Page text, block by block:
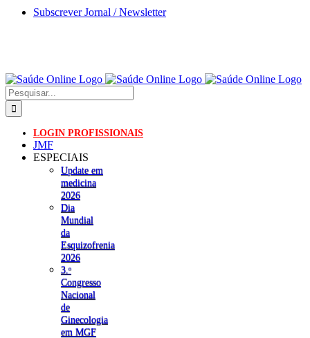
Skip
Subscrever Jornal / Newsletter
Pesquisar
LOGIN PROFISSIONAIS
JMF
ESPECIAIS
Update em
medicina
2026
Dia
Mundial
da
Esquizofrenia
2026
3.ᵒ
Congresso
Nacional
de
Ginecologia
em MGF